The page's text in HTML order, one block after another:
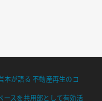
本が語る 不動産再生のコ
ースを共用部として有効活